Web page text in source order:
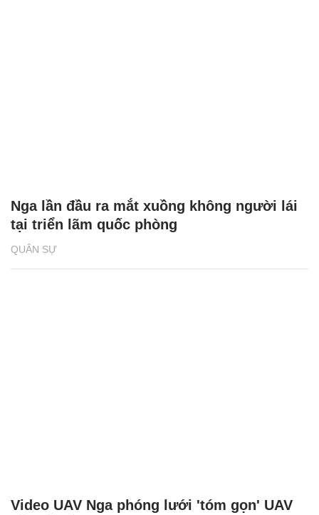
QUÂN SỰ
Nga lần đầu ra mắt xuồng không người lái
tại triển lãm quốc phòng
Video UAV Nga phóng lưới 'tóm gọn' UAV